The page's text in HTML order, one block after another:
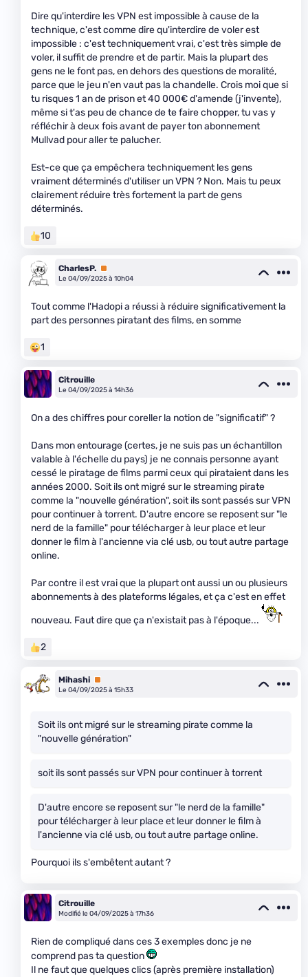
Dire qu'interdire les VPN est impossible à cause de la
technique, c'est comme dire qu'interdire de voler est
impossible : c'est techniquement vrai, c'est très simple de
voler, il suffit de prendre et de partir. Mais la plupart des
gens ne le font pas, en dehors des questions de moralité,
parce que le jeu n'en vaut pas la chandelle. Crois moi que si
tu risques 1 an de prison et 40 000€ d'amende (j'invente),
même si t'as peu de chance de te faire chopper, tu vas y
réfléchir à deux fois avant de payer ton abonnement
Mullvad pour aller te palucher.
Est-ce que ça empêchera techniquement les gens
vraiment déterminés d'utiliser un VPN ? Non. Mais tu peux
clairement réduire très fortement la part de gens
déterminés.
10
CharlesP. Premium
Le 04/09/2025 à 10h04
Tout comme l'Hadopi a réussi à réduire significativement la
part des personnes piratant des films, en somme
1
Citrouille
Le 04/09/2025 à 14h36
On a des chiffres pour coreller la notion de "significatif" ?
Dans mon entourage (certes, je ne suis pas un échantillon
valable à l'échelle du pays) je ne connais personne ayant
cessé le piratage de films parmi ceux qui pirataient dans les
années 2000. Soit ils ont migré sur le streaming pirate
comme la "nouvelle génération", soit ils sont passés sur VPN
pour continuer à torrent. D'autre encore se reposent sur "le
nerd de la famille" pour télécharger à leur place et leur
donner le film à l'ancienne via clé usb, ou tout autre partage
online.
Par contre il est vrai que la plupart ont aussi un ou plusieurs
abonnements à des plateforms légales, et ça c'est en effet
nouveau. Faut dire que ça n'existait pas à l'époque...
2
Mihashi Premium
Le 04/09/2025 à 15h33
Soit ils ont migré sur le streaming pirate comme la
"nouvelle génération"
soit ils sont passés sur VPN pour continuer à torrent
D'autre encore se reposent sur "le nerd de la famille"
pour télécharger à leur place et leur donner le film à
l'ancienne via clé usb, ou tout autre partage online.
Pourquoi ils s'embêtent autant ?
Citrouille
Modifié le 04/09/2025 à 17h36
Rien de compliqué dans ces 3 exemples donc je ne
comprend pas ta question
Il ne faut que quelques clics (après première installation)